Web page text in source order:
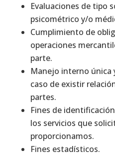
Evaluaciones de tipo
psicométrico y/o
Cumplimiento de
operaciones
parte.
Manejo interno única
caso de existir
partes.
Fines de
los servicios que
proporcionamos.
Fines estadísticos.